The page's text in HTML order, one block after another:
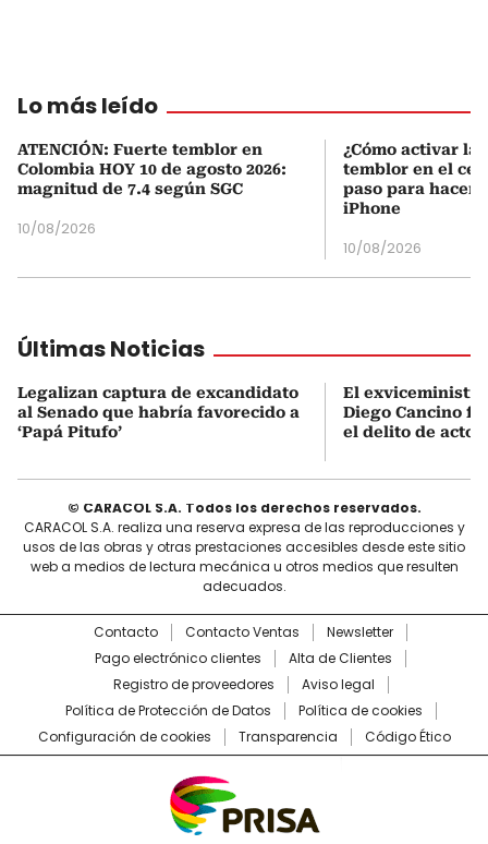
Lo más leído
ATENCIÓN: Fuerte temblor en
Colombia HOY 10 de agosto 2026:
magnitud de 7.4 según SGC
10/08/2026
¿Cómo activar la
temblor en el
paso para
iPhone
10/08/2026
Últimas Noticias
Legalizan captura de excandidato
al Senado que habría favorecido a
‘Papá Pitufo’
El
Diego Cancino
el delito de acto
© CARACOL S.A. Todos los derechos reservados.
CARACOL S.A. realiza una reserva expresa de las reproducciones y
usos de las obras y otras prestaciones accesibles desde este sitio
web a medios de lectura mecánica u otros medios que resulten
adecuados.
Contacto Contacto Ventas
Newsletter
Pago electrónico clientes
Alta de Clientes
Registro de proveedores
Aviso legal
Política de Protección de Datos
Política de cookies
Configuración de cookies
Transparencia Código Ético